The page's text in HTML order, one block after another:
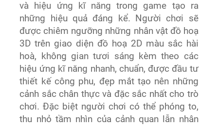
và hiệu ứng kĩ năng trong game tạo ra
những hiệu quả đáng kể. Người chơi sẽ
được chiêm ngưỡng những nhân vật đồ hoạ
3D trên giao diện đồ hoạ 2D màu sắc hài
hoà, không gian tươi sáng kèm theo các
hiệu ứng kĩ năng nhanh, chuẩn, được đầu tư
thiết kế công phu, đẹp mắt tạo nên những
cảnh sắc chân thực và đặc sắc nhất cho trò
chơi. Đặc biệt người chơi có thể phóng to,
thu nhỏ tầm nhìn của cảnh quan lẫn nhân